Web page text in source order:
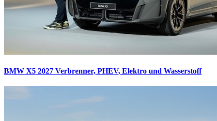
BMW X5 2027 Verbrenner, PHEV, Elektro und Wasserstoff